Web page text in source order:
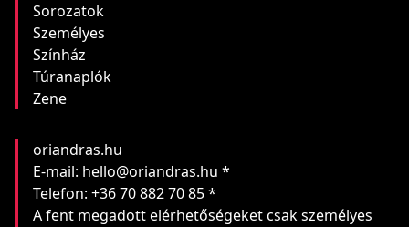
Sorozatok
Személyes
Színház
Túranaplók
Zene
oriandras.hu
E-mail: hello@oriandras.hu *
Telefon: +36 70 882 70 85 *
A fent megadott elérhetőségeket csak személyes